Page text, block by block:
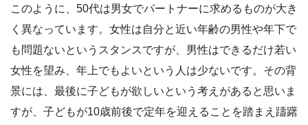
このように、50代は男女でパートナーに求めるものが大き
く異なっています。女性は自分と近い年齢の男性や年下で
も問題ないというスタンスですが、男性はできるだけ若い
女性を望み、年上でもよいという人は少ないです。その背
景には、最後に子どもが欲しいという考えがあると思いま
すが、子どもが10歳前後で定年を迎えることを踏まえ躊躇